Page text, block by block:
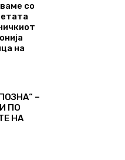
со
на
–
ПО
НА